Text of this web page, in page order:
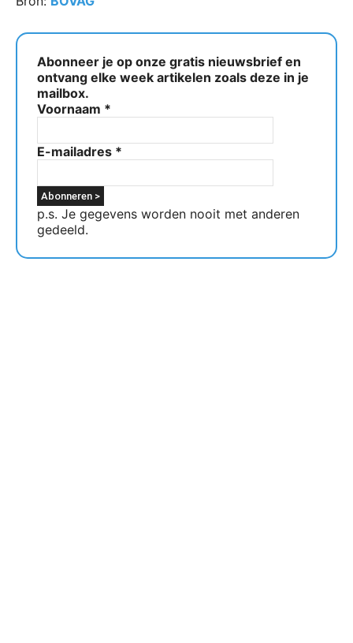
Abonneer je op onze gratis nieuwsbrief en
ontvang elke week artikelen zoals deze in je
mailbox.
Voornaam *
E-mailadres *
p.s. Je gegevens worden nooit met anderen
gedeeld.